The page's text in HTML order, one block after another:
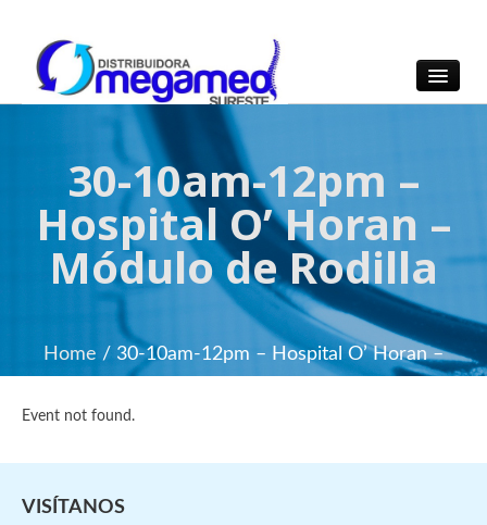
OmegaMed Sureste
OmegaMed Sureste
30-10am-12pm –
Hospital O’ Horan –
Módulo de Rodilla
Home / 30-10am-12pm – Hospital O’ Horan –
Event not found.
VISÍTANOS